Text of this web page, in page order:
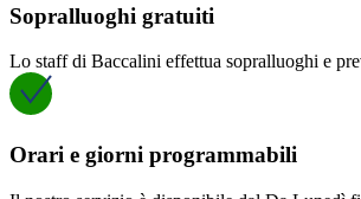
Sopralluoghi gratuiti
Lo staff di Baccalini effettua sopralluoghi e
Orari e giorni programmabili